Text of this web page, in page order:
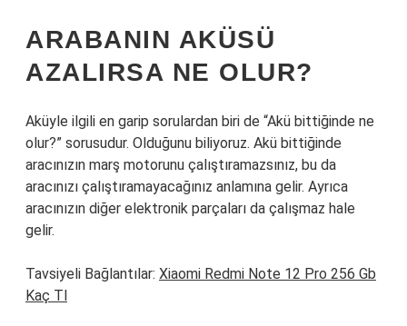
ARABANIN AKÜSÜ
AZALIRSA NE OLUR?
Aküyle ilgili en garip sorulardan biri de “Akü bittiğinde ne
olur?” sorusudur. Olduğunu biliyoruz. Akü bittiğinde
aracınızın marş motorunu çalıştıramazsınız, bu da
aracınızı çalıştıramayacağınız anlamına gelir. Ayrıca
aracınızın diğer elektronik parçaları da çalışmaz hale
gelir.
Tavsiyeli Bağlantılar: Xiaomi Redmi Note 12 Pro 256 Gb
Kaç Tl